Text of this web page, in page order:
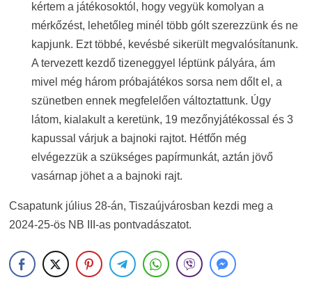
kértem a játékosoktól, hogy vegyük komolyan a
mérkőzést, lehetőleg minél több gólt szerezzünk és ne
kapjunk. Ezt többé, kevésbé sikerült megvalósítanunk.
A tervezett kezdő tizeneggyel léptünk pályára, ám
mivel még három próbajátékos sorsa nem dőlt el, a
szünetben ennek megfelelően változtattunk. Úgy
látom, kialakult a keretünk, 19 mezőnyjátékossal és 3
kapussal várjuk a bajnoki rajtot. Hétfőn még
elvégezzük a szükséges papírmunkát, aztán jövő
vasárnap jöhet a a bajnoki rajt.
Csapatunk július 28-án, Tiszaújvárosban kezdi meg a
2024-25-ös NB III-as pontvadászatot.